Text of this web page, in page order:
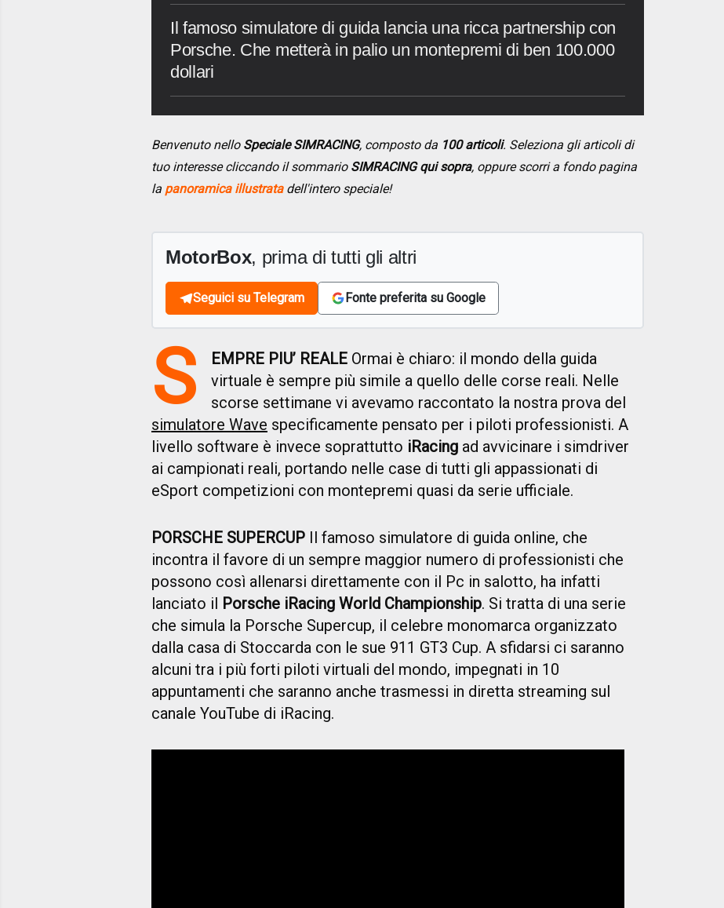
Il famoso simulatore di guida lancia una ricca partnership con
Porsche. Che metterà in palio un montepremi di ben 100.000
dollari
Benvenuto nello Speciale SIMRACING, composto da 100 articoli. Seleziona gli articoli di
tuo interesse cliccando il sommario SIMRACING qui sopra, oppure scorri a fondo pagina
la panoramica illustratadell'intero speciale!
MotorBox, prima di tutti gli altri
Seguici su Telegram Fonte preferita su Google
S EMPRE PIU’ REALE Ormai è chiaro: il mondo della guida
virtuale è sempre più simile a quello delle corse reali. Nelle
scorse settimane vi avevamo raccontato la nostra prova del
simulatore Wave specificamente pensato per i piloti professionisti. A
livello software è invece soprattutto iRacing ad avvicinare i simdriver
ai campionati reali, portando nelle case di tutti gli appassionati di
eSport competizioni con montepremi quasi da serie ufficiale.
PORSCHE SUPERCUP Il famoso simulatore di guida online, che
incontra il favore di un sempre maggior numero di professionisti che
possono così allenarsi direttamente con il Pc in salotto, ha infatti
lanciato il Porsche iRacing World Championship. Si tratta di una serie
che simula la Porsche Supercup, il celebre monomarca organizzato
dalla casa di Stoccarda con le sue 911 GT3 Cup. A sfidarsi ci saranno
alcuni tra i più forti piloti virtuali del mondo, impegnati in 10
appuntamenti che saranno anche trasmessi in diretta streaming sul
canale YouTube di iRacing.